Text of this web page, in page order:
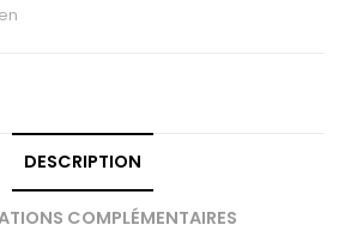
DESCRIPTION
COMPLÉMENTAIRES